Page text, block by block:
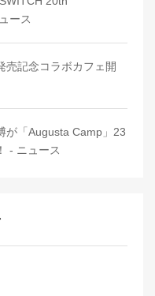
ース
売記念コラボカフェ開
が「Augusta Camp」23
- ニュース